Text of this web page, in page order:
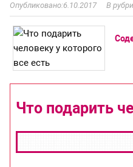
6.10.2017
Что подарить